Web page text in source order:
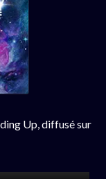
Up, diffusé sur